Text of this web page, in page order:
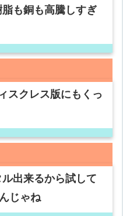
も銅も高騰しすぎ
スクレス版にもくっ
出来るから試して
じゃね